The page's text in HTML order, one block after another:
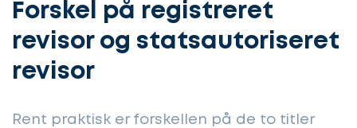
Forskel på registreret
revisor og statsautoriseret
revisor
Rent praktisk er forskellen på de to titler